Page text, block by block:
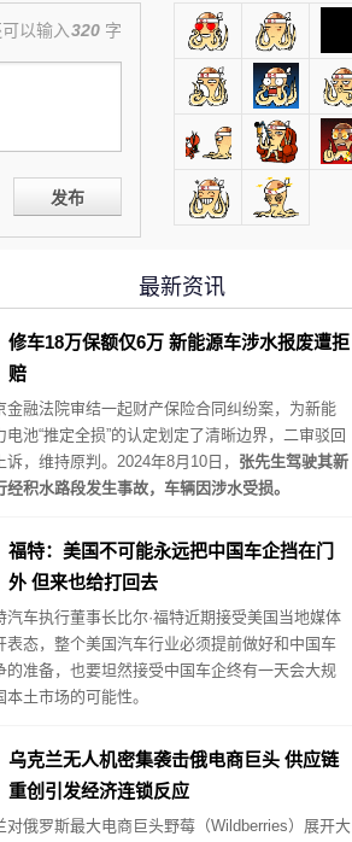
以输入320 字
发布
最新资讯
修车18万保额仅6万 新能源车涉水报废遭拒
赔
金融法院审结一起财产保险合同纠纷案，为新能
电池“推定全损”的认定划定了清晰边界，二审驳回
诉，维持原判。2024年8月10日， 张先生驾驶其新
经积水路段发生事故，车辆因涉水受损。
福特：美国不可能永远把中国车企挡在门
外 但来也给打回去
汽车执行董事长比尔·福特近期接受美国当地媒体
表态，整个美国汽车行业必须提前做好和中国车
的准备，也要坦然接受中国车企终有一天会大规
土市场的可能性。
乌克兰无人机密集袭击俄电商巨头 供应链
重创引发经济连锁反应
对俄罗斯最大电商巨头野莓（Wildberries）展开大